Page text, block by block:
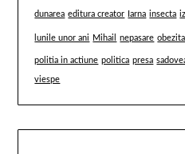
dunarea editura creator Iarna insecta
lunile unor ani Mihail nepasare
politia in actiune politica presa
viespe